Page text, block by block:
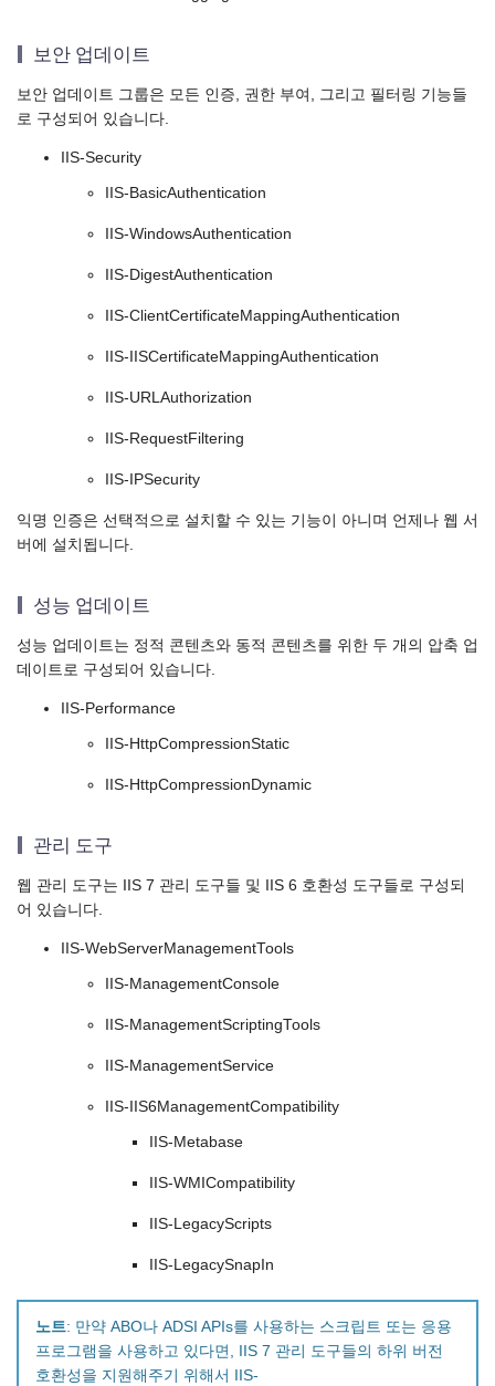
보안 업데이트
보안 업데이트 그룹은 모든 인증, 권한 부여, 그리고 필터링 기능들
로 구성되어 있습니다.
IIS-Security
IIS-BasicAuthentication
IIS-WindowsAuthentication
IIS-DigestAuthentication
IIS-ClientCertificateMappingAuthentication
IIS-IISCertificateMappingAuthentication
IIS-URLAuthorization
IIS-RequestFiltering
IIS-IPSecurity
익명 인증은 선택적으로 설치할 수 있는 기능이 아니며 언제나 웹 서
버에 설치됩니다.
성능 업데이트
성능 업데이트는 정적 콘텐츠와 동적 콘텐츠를 위한 두 개의 압축 업
데이트로 구성되어 있습니다.
IIS-Performance
IIS-HttpCompressionStatic
IIS-HttpCompressionDynamic
관리 도구
웹 관리 도구는 IIS 7 관리 도구들 및 IIS 6 호환성 도구들로 구성되
어 있습니다.
IIS-WebServerManagementTools
IIS-ManagementConsole
IIS-ManagementScriptingTools
IIS-ManagementService
IIS-IIS6ManagementCompatibility
IIS-Metabase
IIS-WMICompatibility
IIS-LegacyScripts
IIS-LegacySnapIn
노트: 만약 ABO나 ADSI APIs를 사용하는 스크립트 또는 응용
프로그램을 사용하고 있다면, IIS 7 관리 도구들의 하위 버전
호환성을 지원해주기 위해서 IIS-